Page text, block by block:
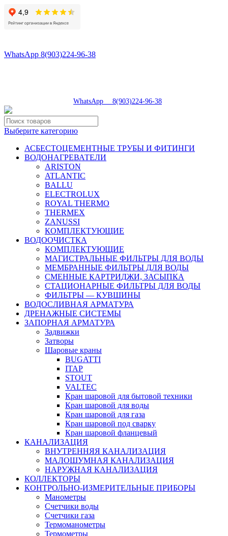
WhatsApp 8(903)224-96-38
WhatsApp 8(903)224-96-38
Выберите категорию
АСБЕСТОЦЕМЕНТНЫЕ ТРУБЫ И ФИТИНГИ
ВОДОНАГРЕВАТЕЛИ
ARISTON
ATLANTIC
BALLU
ELECTROLUX
ROYAL THERMO
THERMEX
ZANUSSI
КОМПЛЕКТУЮЩИЕ
ВОДООЧИСТКА
КОМПЛЕКТУЮЩИЕ
МАГИСТРАЛЬНЫЕ ФИЛЬТРЫ ДЛЯ ВОДЫ
МЕМБРАННЫЕ ФИЛЬТРЫ ДЛЯ ВОДЫ
СМЕННЫЕ КАРТРИДЖИ, ЗАСЫПКА
СТАЦИОНАРНЫЕ ФИЛЬТРЫ ДЛЯ ВОДЫ
ФИЛЬТРЫ — КУВШИНЫ
ВОДОСЛИВНАЯ АРМАТУРА
ДРЕНАЖНЫЕ СИСТЕМЫ
ЗАПОРНАЯ АРМАТУРА
Задвижки
Затворы
Шаровые краны
BUGATTI
ITAP
STOUT
VALTEC
Кран шаровой для бытовой техники
Кран шаровой для воды
Кран шаровой для газа
Кран шаровой под сварку
Кран шаровой фланцевый
КАНАЛИЗАЦИЯ
ВНУТРЕННЯЯ КАНАЛИЗАЦИЯ
МАЛОШУМНАЯ КАНАЛИЗАЦИЯ
НАРУЖНАЯ КАНАЛИЗАЦИЯ
КОЛЛЕКТОРЫ
КОНТРОЛЬНО-ИЗМЕРИТЕЛЬНЫЕ ПРИБОРЫ
Манометры
Счетчики воды
Счетчики газа
Термоманометры
Термометры